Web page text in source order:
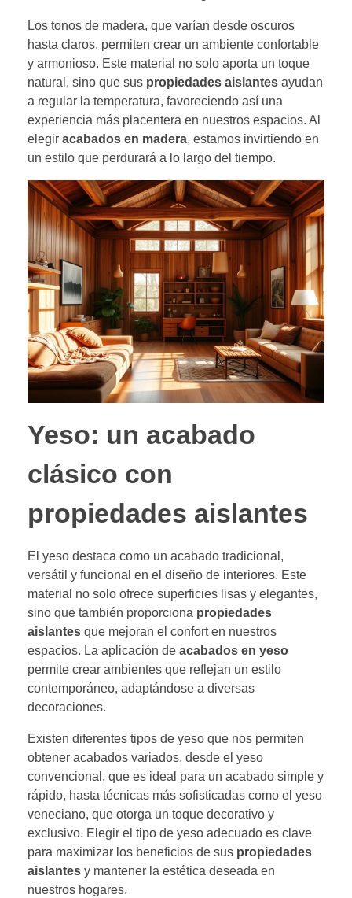
Los tonos de madera, que varían desde oscuros
hasta claros, permiten crear un ambiente confortable
y armonioso. Este material no solo aporta un toque
natural, sino que sus propiedades aislantes ayudan
a regular la temperatura, favoreciendo así una
experiencia más placentera en nuestros espacios. Al
elegir acabados en madera, estamos invirtiendo en
un estilo que perdurará a lo largo del tiempo.
Yeso: un acabado
clásico con
propiedades aislantes
El yeso destaca como un acabado tradicional,
versátil y funcional en el diseño de interiores. Este
material no solo ofrece superficies lisas y elegantes,
sino que también proporciona propiedades
aislantes que mejoran el confort en nuestros
espacios. La aplicación de acabados en yeso
permite crear ambientes que reflejan un estilo
contemporáneo, adaptándose a diversas
decoraciones.
Existen diferentes tipos de yeso que nos permiten
obtener acabados variados, desde el yeso
convencional, que es ideal para un acabado simple y
rápido, hasta técnicas más sofisticadas como el yeso
veneciano, que otorga un toque decorativo y
exclusivo. Elegir el tipo de yeso adecuado es clave
para maximizar los beneficios de sus propiedades
aislantes y mantener la estética deseada en
nuestros hogares.